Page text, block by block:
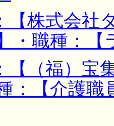
【株式会社
・職種：
【（福）宝
：【介護